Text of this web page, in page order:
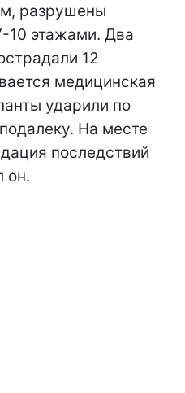
разрушены
10 этажами. Два
12
медицинская
ударили по
На месте
последствий
он.